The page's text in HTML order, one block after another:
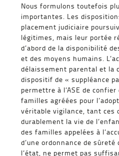
Nous formulons toutefois
importantes. Les
placement judiciaire
légitimes, mais leur portée
d’abord de la disponibilité
et des moyens humains.
délaissement parental et la
dispositif de « suppléance
permettre à l’ASE de
familles agréées pour
véritable vigilance, tant ces
durablement la vie de
des familles appelées à
d’une ordonnance de sûreté
l’état, ne permet pas